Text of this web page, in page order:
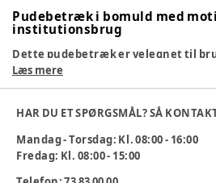
Pudebetræk i bomuld med
institutionsbrug
Dette pudebetræk er velegnet til
dagpleje og børnehaver, hvor der er
hygiejne og slidstyrke i barnets
under hvile og søvn.
Læs mere
HAR DU ET SPØRGSMÅL? SÅ
Mandag - Torsdag: Kl. 08:00 - 16:00
Fredag: Kl. 08:00 - 15:00